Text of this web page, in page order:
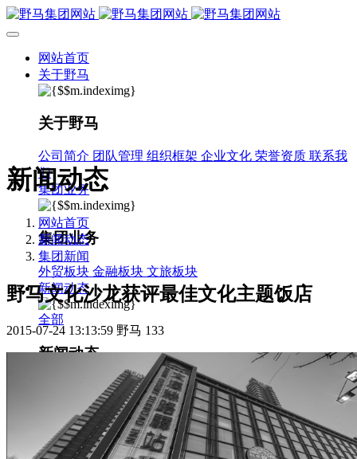
网站首页
关于野马
关于野马
公司简介 团队管理 组织框架 企业文化 荣誉资质 联系我
们
集团业务
集团业务
外贸板块 金融板块 文旅板块
新闻动态
全部
新闻动态
媒体报道
人才招聘
新闻动态
网站首页
新闻动态
集团新闻
野马文化沙龙获评最佳文化主题饭店
2015-07-24 13:13:59 野马 133